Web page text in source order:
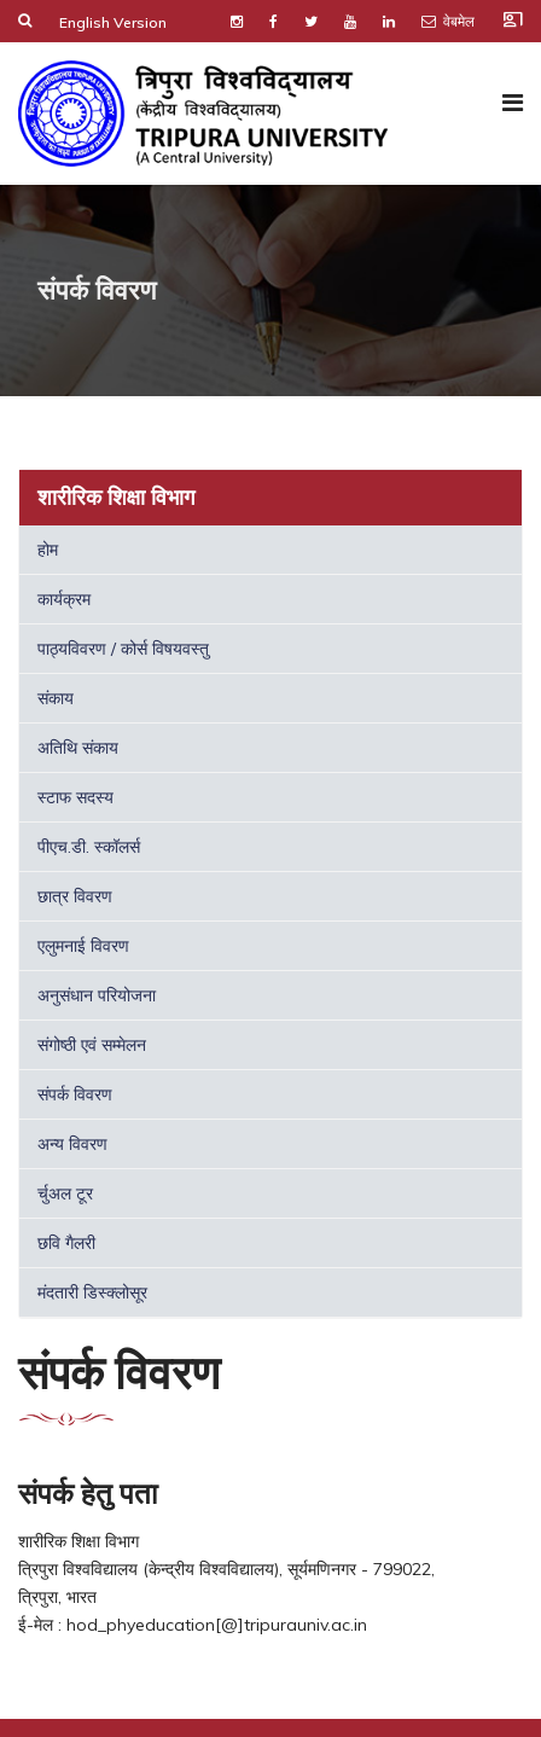
English Version वेबमेल co_present
संपर्क विवरण
शारीरिक शिक्षा विभाग
होम
कार्यक्रम
पाठ्यविवरण / कोर्स विषयवस्तु
संकाय
अतिथि संकाय
स्टाफ सदस्य
पीएच.डी. स्कॉलर्स
छात्र विवरण
एलुमनाई विवरण
अनुसंधान परियोजना
संगोष्ठी एवं सम्मेलन
संपर्क विवरण
अन्य विवरण
र्चुअल टूर
छवि गैलरी
मंदतारी डिस्क्लोसूर
संपर्क विवरण
संपर्क हेतु पता
शारीरिक शिक्षा विभाग
त्रिपुरा विश्वविद्यालय (केन्द्रीय विश्वविद्यालय), सूर्यमणिनगर - 799022,
त्रिपुरा, भारत
ई-मेल : hod_phyeducation[@]tripurauniv.ac.in